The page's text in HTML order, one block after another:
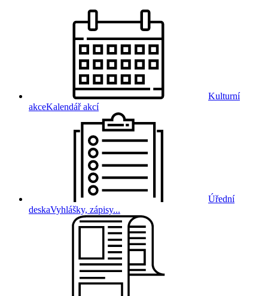
Kulturní
akceKalendář akcí
Úřední
deskaVyhlášky, zápisy...